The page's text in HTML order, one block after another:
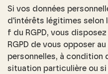
Si vos données
d'intérêts légitimes selon
f du RGPD, vous
RGPD de vous opposer
personnelles, à condition
situation particulière ou